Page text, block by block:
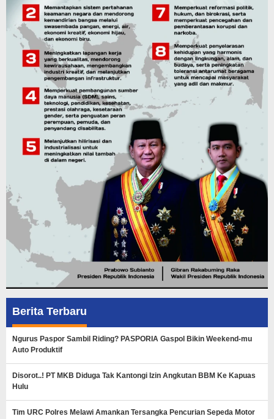
Berita Terbaru
Ngurus Paspor Sambil Riding? PASPORIA Gaspol Bikin Weekend-mu
Auto Produktif
Disorot..! PT MKB Diduga Tak Kantongi Izin Angkutan BBM Ke Kapuas
Hulu
Tim URC Polres Melawi Amankan Tersangka Pencurian Sepeda Motor